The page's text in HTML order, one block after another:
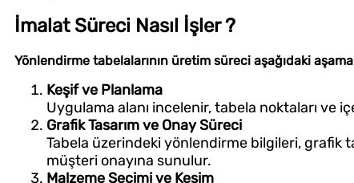
İmalat Süreci Nasıl İşler ?
Yönlendirme tabelalarının üretim süreci aşağıdaki
Keşif ve Planlama
Uygulama alanı incelenir, tabela noktaları ve
Grafik Tasarım ve Onay Süreci
Tabela üzerindeki yönlendirme bilgileri, grafik
müşteri onayına sunulur.
Malzeme Seçimi ve Kesim